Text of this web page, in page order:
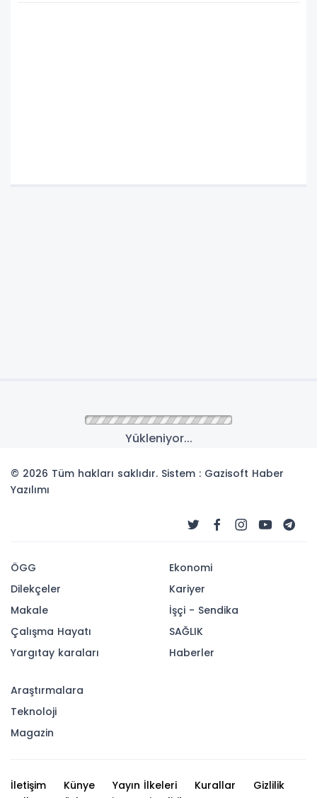
Yükleniyor...
© 2026 Tüm hakları saklıdır. Sistem : Gazisoft Haber
Yazılımı
ÖGG
Dilekçeler
Makale
Çalışma Hayatı
Yargıtay karaları
Ekonomi
Kariyer
İşçi - Sendika
SAĞLIK
Haberler
Araştırmalara
Teknoloji
Magazin
İletişim Künye Yayın İlkeleri Kurallar
Gizlilik